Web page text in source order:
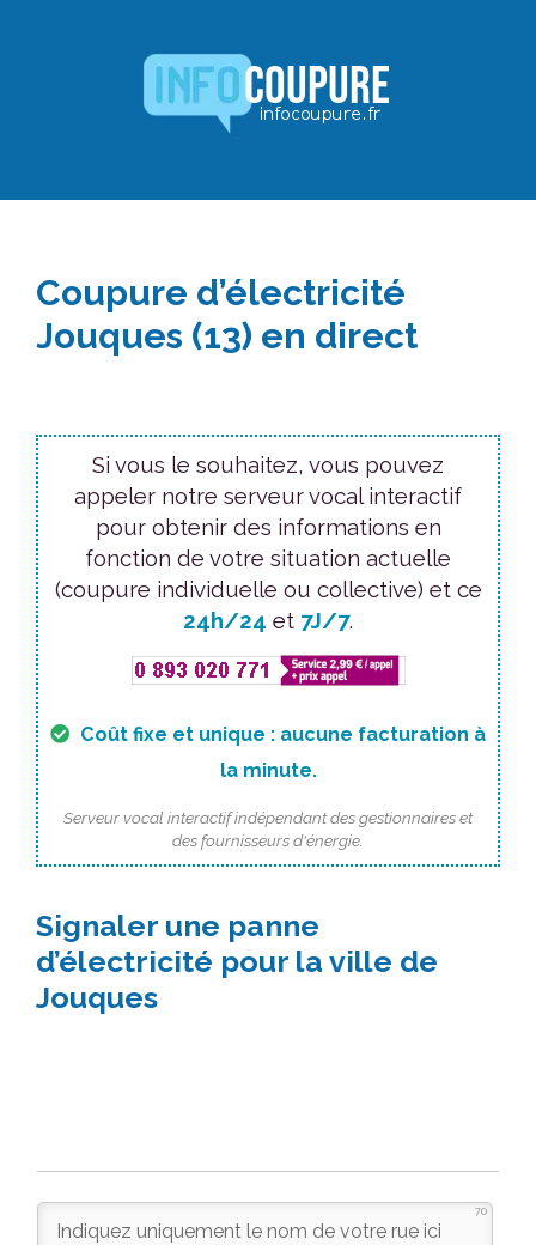
Coupure d’électricité
Jouques (13) en direct
Si vous le souhaitez, vous pouvez
appeler notre serveur vocal interactif
pour obtenir des informations en
fonction de votre situation actuelle
(coupure individuelle ou collective) et ce
24h/24 et 7J/7.
Coût fixe et unique : aucune facturation à
la minute.
Serveur vocal interactif indépendant des gestionnaires et
des fournisseurs d'énergie.
Signaler une panne
d’électricité pour la ville de
Jouques
70